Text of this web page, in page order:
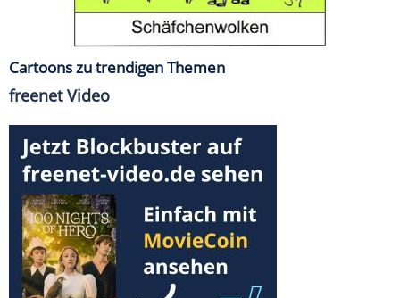
Cartoons zu trendigen Themen
freenet Video